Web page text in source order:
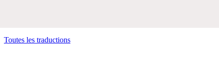
Toutes les traductions